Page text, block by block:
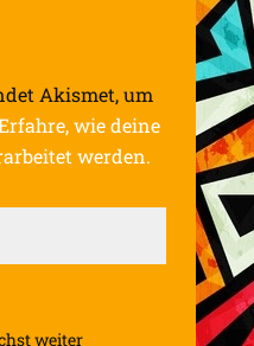
Akismet, um
wie deine
werden.
weiter